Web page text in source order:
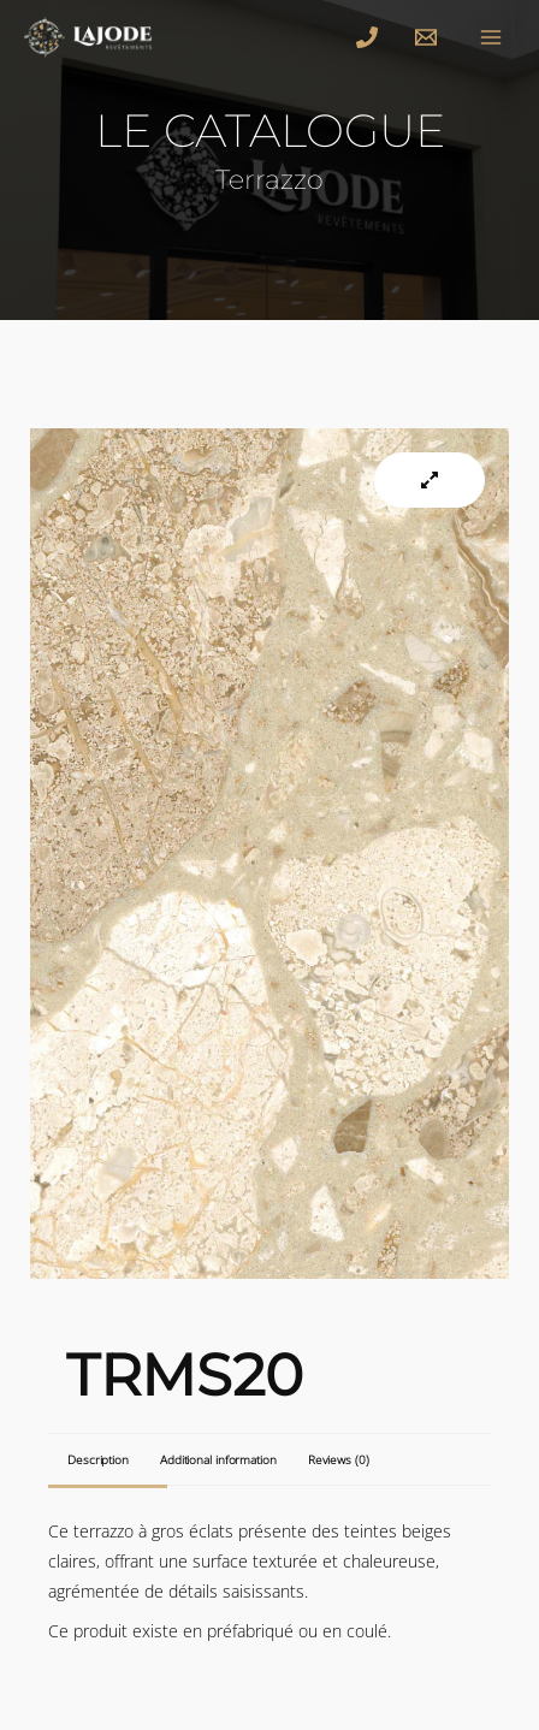
LE CATALOGUE
Terrazzo
TRMS20
Description Additional information Reviews (0)
Ce terrazzo à gros éclats présente des teintes beiges
claires, offrant une surface texturée et chaleureuse,
agrémentée de détails saisissants.
Ce produit existe en préfabriqué ou en coulé.